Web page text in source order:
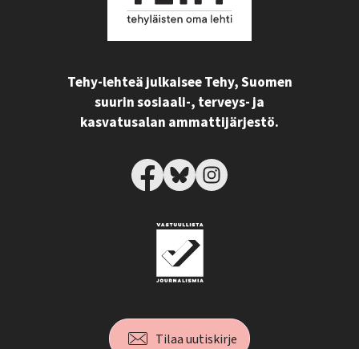
Tehy-lehteä julkaisee Tehy, Suomen
suurin sosiaali-, terveys- ja
kasvatusalan ammattijärjestö.
Tilaa uutiskirje